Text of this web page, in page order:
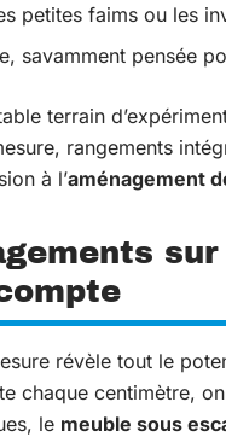
petites faims ou les
savamment pensée
terrain
rangements
à l’aménagement
révèle tout le
chaque centimètre,
le meuble sous